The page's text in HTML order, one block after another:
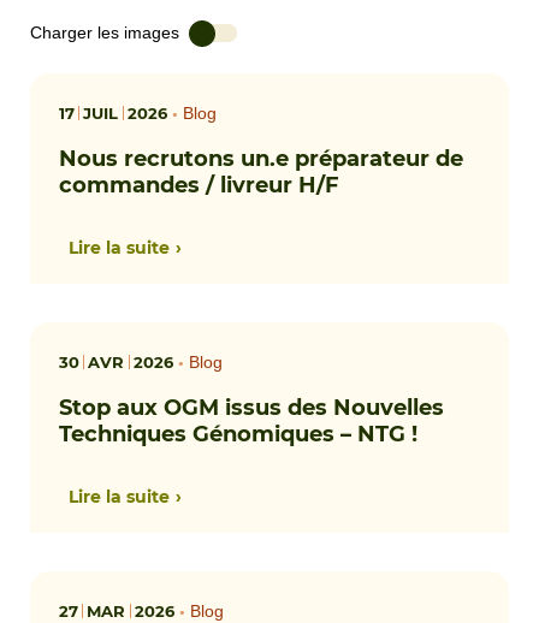
Charger les images
17 JUIL 2026• Blog
Nous recrutons un.e préparateur de
commandes / livreur H/F
Lire la suite
30 AVR 2026• Blog
Stop aux OGM issus des Nouvelles
Techniques Génomiques – NTG !
Lire la suite
27 MAR 2026• Blog